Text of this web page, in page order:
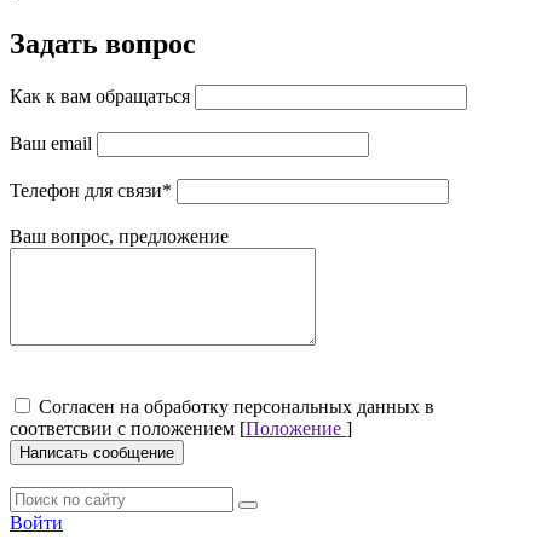
Задать вопрос
Как к вам обращаться
Ваш email
Телефон для связи*
Ваш вопрос, предложение
Cогласен на обработку персональных данных в
соответсвии с положением [Положение ]
Написать сообщение
Войти